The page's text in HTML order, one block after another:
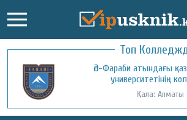
Топ
Әл-Фараби атындағы
университетінің
Қала: Алматы